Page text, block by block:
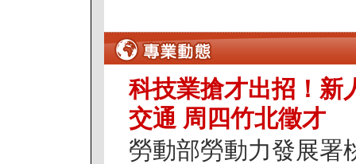
科技業搶才出招！新
交通 周四竹北徵才
勞動部勞動力發展署